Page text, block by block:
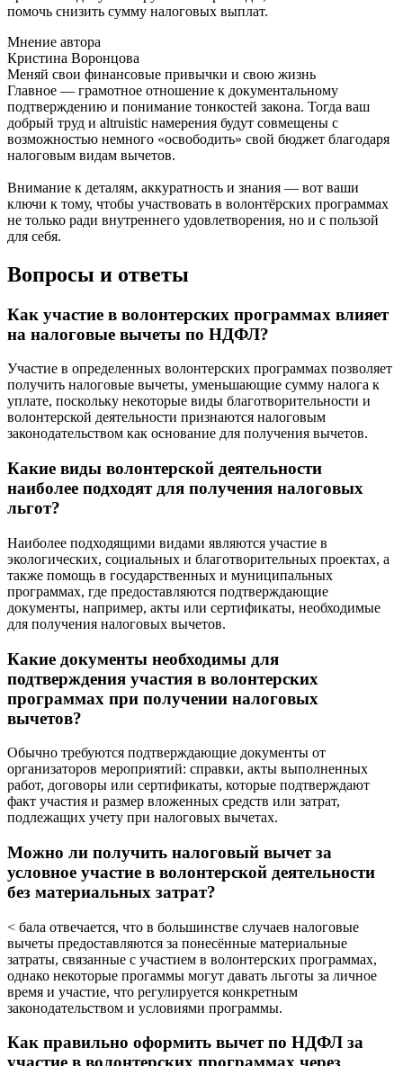
помочь снизить сумму налоговых выплат.
Мнение автора
Кристина Воронцова
Меняй свои финансовые привычки и свою жизнь
Главное — грамотное отношение к документальному
подтверждению и понимание тонкостей закона. Тогда ваш
добрый труд и altruistic намерения будут совмещены с
возможностью немного «освободить» свой бюджет благодаря
налоговым видам вычетов.
Внимание к деталям, аккуратность и знания — вот ваши
ключи к тому, чтобы участвовать в волонтёрских программах
не только ради внутреннего удовлетворения, но и с пользой
для себя.
Вопросы и ответы
Как участие в волонтерских программах влияет
на налоговые вычеты по НДФЛ?
Участие в определенных волонтерских программах позволяет
получить налоговые вычеты, уменьшающие сумму налога к
уплате, поскольку некоторые виды благотворительности и
волонтерской деятельности признаются налоговым
законодательством как основание для получения вычетов.
Какие виды волонтерской деятельности
наиболее подходят для получения налоговых
льгот?
Наиболее подходящими видами являются участие в
экологических, социальных и благотворительных проектах, а
также помощь в государственных и муниципальных
программах, где предоставляются подтверждающие
документы, например, акты или сертификаты, необходимые
для получения налоговых вычетов.
Какие документы необходимы для
подтверждения участия в волонтерских
программах при получении налоговых
вычетов?
Обычно требуются подтверждающие документы от
организаторов мероприятий: справки, акты выполненных
работ, договоры или сертификаты, которые подтверждают
факт участия и размер вложенных средств или затрат,
подлежащих учету при налоговых вычетах.
Можно ли получить налоговый вычет за
условное участие в волонтерской деятельности
без материальных затрат?
< бала отвечается, что в большинстве случаев налоговые
вычеты предоставляются за понесённые материальные
затраты, связанные с участием в волонтерских программах,
однако некоторые прогаммы могут давать льготы за личное
время и участие, что регулируется конкретным
законодательством и условиями программы.
Как правильно оформить вычет по НДФЛ за